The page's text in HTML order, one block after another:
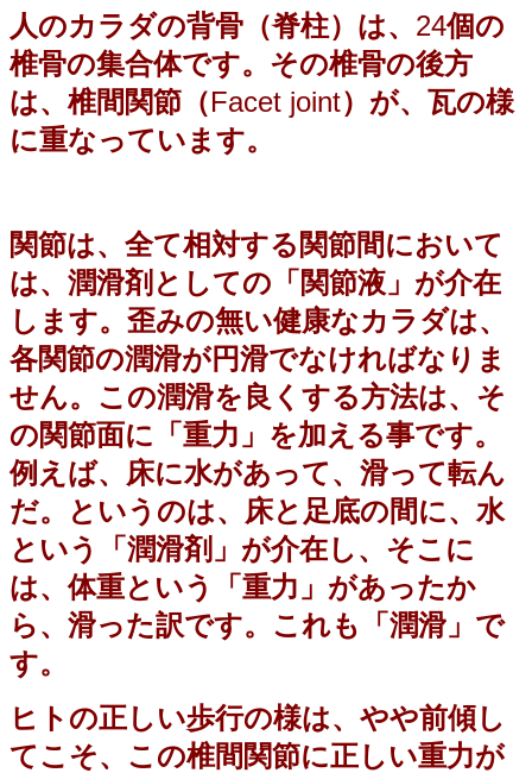
人のカラダの背骨（脊柱）は、 24個の
椎骨の集合体です。その椎骨の後方
は、椎間関節（Facet joint）が、瓦の様
に重なっています。
関節は、全て相対する関節間において
は、潤滑剤としての「関節液」が介在
します。歪みの無い健康なカラダは、
各関節の潤滑が円滑でなければなりま
せん。この潤滑を良くする方法は、そ
の関節面に「重力」を加える事です。
例えば、床に水があって、滑って転ん
だ。というのは、床と足底の間に、水
という「潤滑剤」が介在し、そこに
は、体重という「重力」があったか
ら、滑った訳です。これも「潤滑」で
す。
ヒトの正しい歩行の様は、やや前傾し
てこそ、この椎間関節に正しい重力が